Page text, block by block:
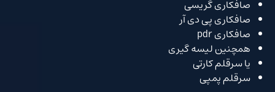
صافکاری گریسی
صافکاری پی دی آر
صافکاری pdr
همچنین لیسه گیری
یا سرقلم کارتی
سرقلم پمپی